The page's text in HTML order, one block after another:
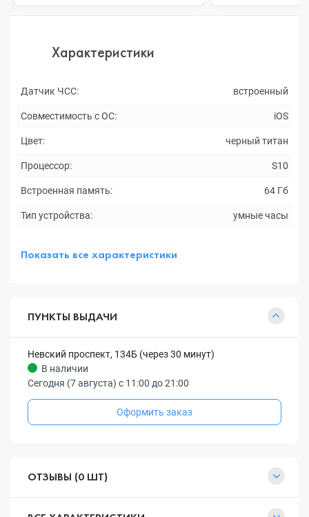
Характеристики
Датчик ЧСС: встроенный
Совместимость с ОС: iOS
Цвет: черный титан
Процессор: S10
Встроенная память: 64 Гб
Тип устройства: умные часы
Показать все характеристики
ПУНКТЫ ВЫДАЧИ
Невский проспект, 134Б (через 30 минут)
В наличии
Сегодня (7 августа) с 11:00 до 21:00
Оформить заказ
ОТЗЫВЫ (0 ШТ)